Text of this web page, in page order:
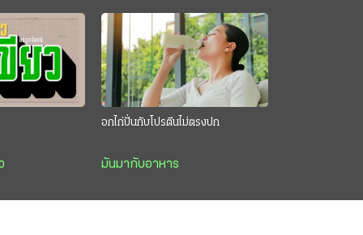
อกไก่ปั่นกับโปรตีนไม่ตรงปก
มันมากับอาหาร